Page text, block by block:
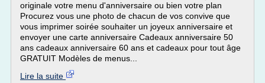
originale votre menu d'anniversaire ou bien votre plan
Procurez vous une photo de chacun de vos convive que
vous imprimer soirée souhaiter un joyeux anniversaire et
envoyer une carte anniversaire Cadeaux anniversaire 50
ans cadeaux anniversaire 60 ans et cadeaux pour tout âge
GRATUIT Modèles de menus...
Lire la suite